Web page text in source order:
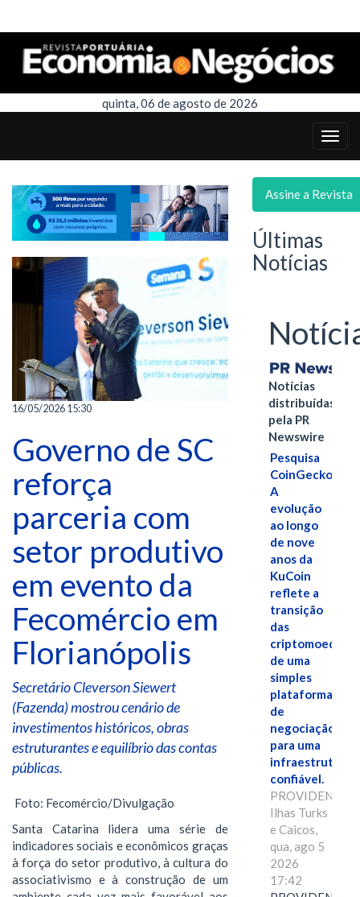
quinta, 06 de agosto de 2026
16/05/2026 15:30
Governo de SC
reforça
parceria com
setor produtivo
em evento da
Fecomércio em
Florianópolis
Secretário Cleverson Siewert
(Fazenda) mostrou cenário de
investimentos históricos, obras
estruturantes e equilíbrio das contas
públicas.
Foto: Fecomércio/Divulgação
Santa Catarina lidera uma série de
indicadores sociais e econômicos graças
à força do setor produtivo, à cultura do
associativismo e à construção de um
Assine a Revista
Últimas
Notícias
Notícias
distribuídas
pela PR
Newswire
Pesquisa
CoinGecko:
A
evolução
ao longo
de nove
anos da
KuCoin
reflete a
transição
das
criptomoedas
de uma
simples
plataforma
de
negociação
para uma
infraestrutura
confiável.
Ilhas Turks
e Caicos,
qua, ago 5
2026
17:42